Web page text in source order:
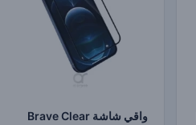
واقي شاشة Brave Clear